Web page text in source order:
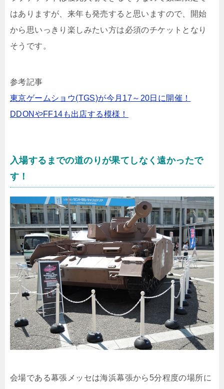
はありますが、来年も発売すると思いますので、開始
から思いっきり楽しみたい方は必須のチケットとなり
そうです。
参考記事
東京ゲームショウ(TGS)が今月17～20日に開催！
DDONやFF14も出店する模様！
入場するまでの道のりが果てしなく遠かったで
す！
会場である幕張メッセは海浜幕張から5分程度の場所に